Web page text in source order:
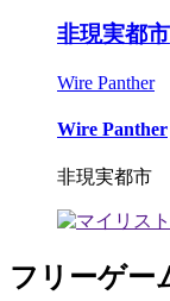
非現実都市
Wire Panther
Wire Panther
非現実都市
フリーゲー